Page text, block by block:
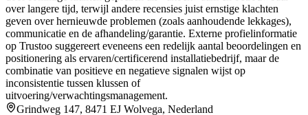
over langere tijd, terwijl andere recensies juist ernstige klachten
geven over hernieuwde problemen (zoals aanhoudende lekkages),
communicatie en de afhandeling/garantie. Externe profielinformatie
op Trustoo suggereert eveneens een redelijk aantal beoordelingen en
positionering als ervaren/certificerend installatiebedrijf, maar de
combinatie van positieve en negatieve signalen wijst op
inconsistentie tussen klussen of
uitvoering/verwachtingsmanagement.
Grindweg 147, 8471 EJ Wolvega, Nederland